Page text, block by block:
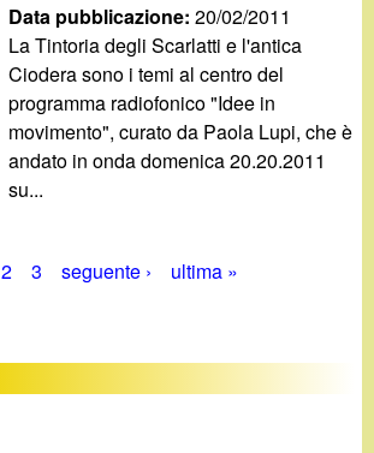
Data pubblicazione:20/02/2011
La Tintoria degli Scarlatti e l'antica
Ciodera sono i temi al centro del
programma radiofonico "Idee in
movimento", curato da Paola Lupi, che è
andato in onda domenica 20.20.2011
su...
2 3 seguente › ultima »